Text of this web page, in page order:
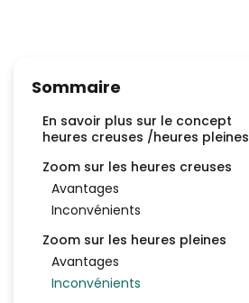
Sommaire
En savoir plus sur le concept
heures creuses /heures pleines
Zoom sur les heures creuses
Avantages
Inconvénients
Zoom sur les heures pleines
Avantages
Inconvénients